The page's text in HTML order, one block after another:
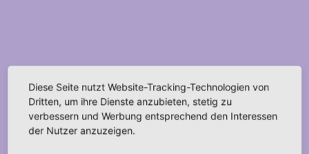
Diese Seite nutzt Website-Tracking-Technologien von
Dritten, um ihre Dienste anzubieten, stetig zu
verbessern und Werbung entsprechend den Interessen
der Nutzer anzuzeigen.